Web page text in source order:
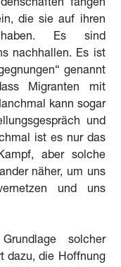
fangen
die sie auf ihren
haben. Es sind
nachhallen. Es ist
genannt
Migranten mit
kann sogar
und
ist es nur das
aber solche
näher, um uns
und uns
solcher
dazu, die Hoffnung